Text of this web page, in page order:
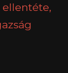
ellentéte,